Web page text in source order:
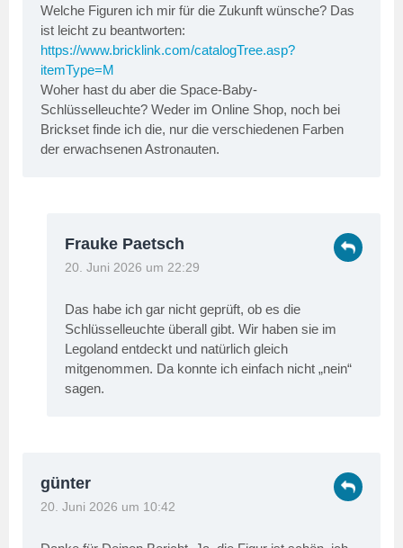
Welche Figuren ich mir für die Zukunft wünsche? Das
ist leicht zu beantworten:
https://www.bricklink.com/catalogTree.asp?
itemType=M
Woher hast du aber die Space-Baby-
Schlüsselleuchte? Weder im Online Shop, noch bei
Brickset finde ich die, nur die verschiedenen Farben
der erwachsenen Astronauten.
Frauke Paetsch
20. Juni 2026 um 22:29
Das habe ich gar nicht geprüft, ob es die
Schlüsselleuchte überall gibt. Wir haben sie im
Legoland entdeckt und natürlich gleich
mitgenommen. Da konnte ich einfach nicht „nein“
sagen.
günter
20. Juni 2026 um 10:42